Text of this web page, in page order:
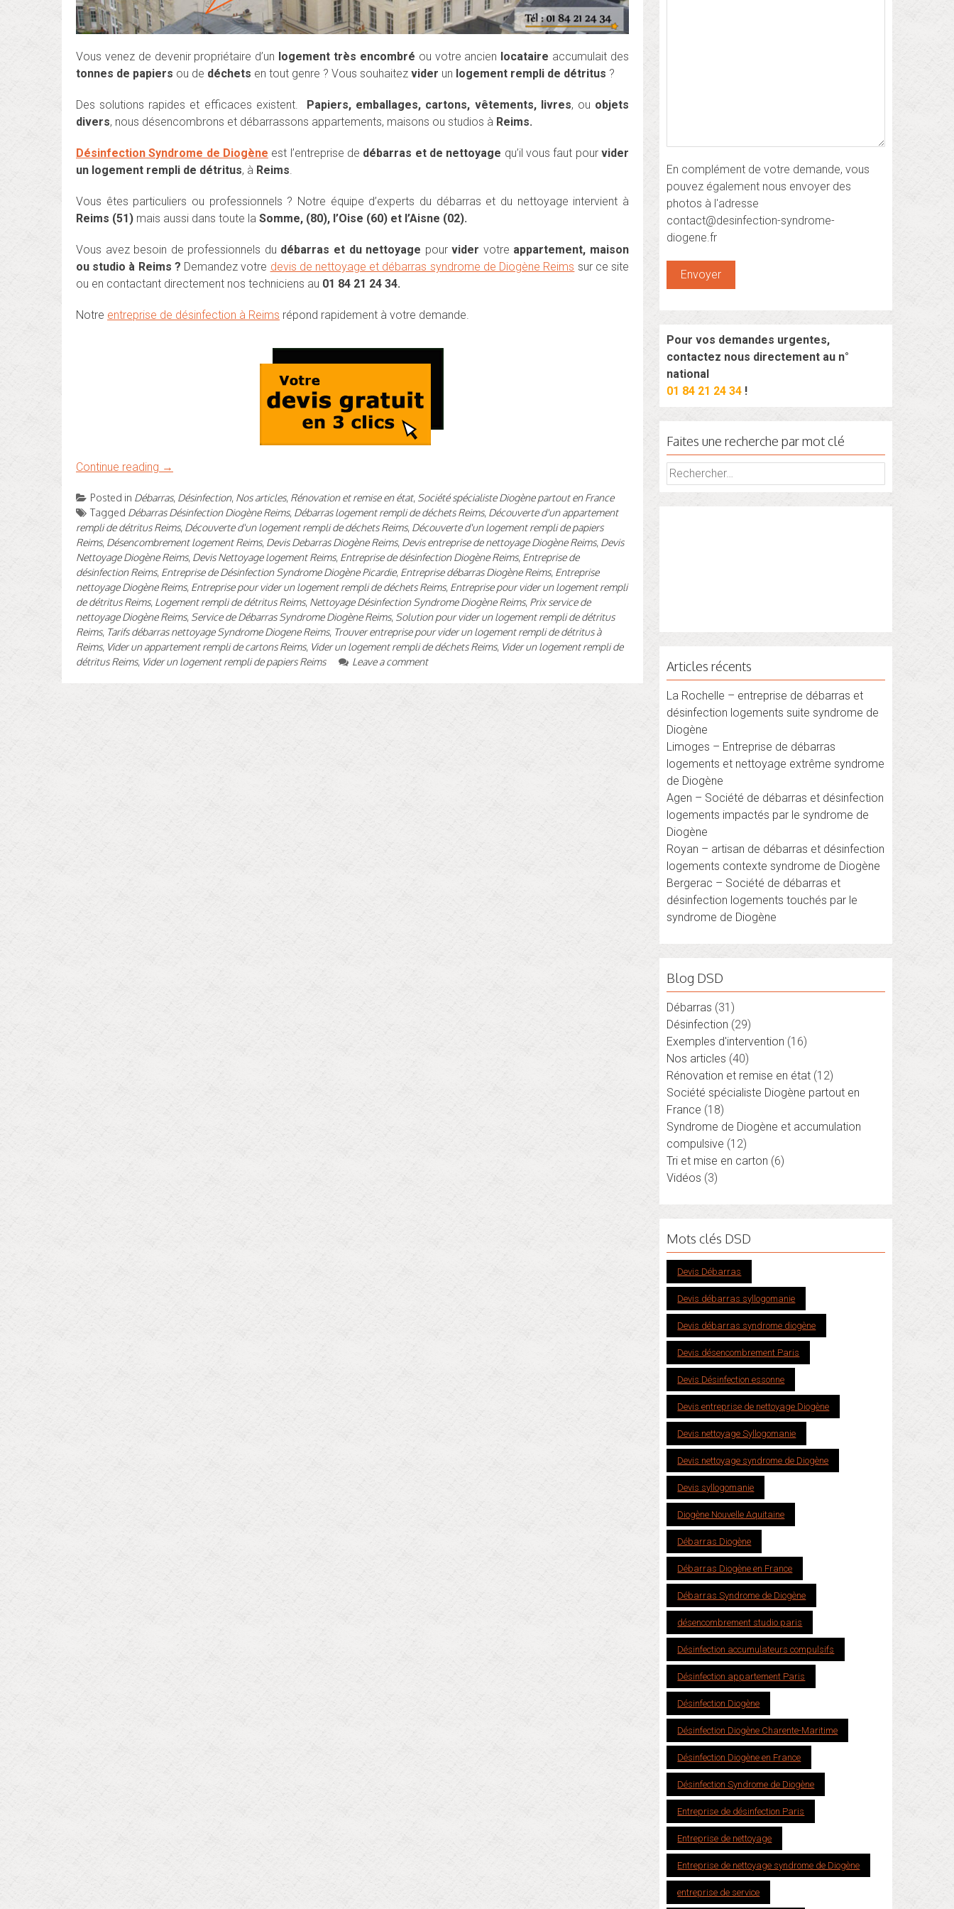
Vous venez de devenir propriétaire d’un logement très encombré ou votre ancien locataire accumulait des
tonnes de papiers ou de déchets en tout genre ? Vous souhaitez vider un logement rempli de détritus ?
Des solutions rapides et efficaces existent. Papiers, emballages, cartons, vêtements, livres, ou objets
divers, nous désencombrons et débarrassons appartements, maisons ou studios à Reims.
Désinfection Syndrome de Diogène est l’entreprise de débarras et de nettoyage qu’il vous faut pourvider
un logement rempli de détritus, à Reims.
Vous êtes particuliers ou professionnels ? Notre équipe d’experts du débarras et du nettoyage intervient à
Reims (51) mais aussi dans toute la Somme, (80), l’Oise (60) et l’Aisne (02).
Vous avez besoin de professionnels du débarras et du nettoyage pourvider votre appartement, maison
ou studio à Reims ? Demandez votre devis de nettoyage et débarras syndrome de Diogène Reims sur ce site
ou en contactant directement nos techniciens au 01 84 21 24 34.
Notre entreprise de désinfection à Reims répond rapidement à votre demande.
Continue reading →
Posted in Débarras, Désinfection, Nos articles, Rénovation et remise en état, Société spécialiste Diogène partout en France
Tagged Débarras Désinfection Diogène Reims, Débarras logement rempli de déchets Reims, Découverte d'un appartement
rempli de détritus Reims, Découverte d'un logement rempli de déchets Reims, Découverte d'un logement rempli de papiers
Reims, Désencombrement logement Reims, Devis Debarras Diogène Reims, Devis entreprise de nettoyage Diogène Reims, Devis
Nettoyage Diogène Reims, Devis Nettoyage logement Reims, Entreprise de désinfection Diogène Reims, Entreprise de
désinfection Reims, Entreprise de Désinfection Syndrome Diogène Picardie, Entreprise débarras Diogène Reims, Entreprise
nettoyage Diogène Reims, Entreprise pour vider un logement rempli de déchets Reims, Entreprise pour vider un logement rempli
de détritus Reims, Logement rempli de détritus Reims, Nettoyage Désinfection Syndrome Diogène Reims, Prix service de
nettoyage Diogène Reims, Service de Débarras Syndrome Diogène Reims, Solution pour vider un logement rempli de détritus
Reims, Tarifs débarras nettoyage Syndrome Diogene Reims, Trouver entreprise pour vider un logement rempli de détritus à
Reims, Vider un appartement rempli de cartons Reims, Vider un logement rempli de déchets Reims, Vider un logement rempli de
détritus Reims, Vider un logement rempli de papiers Reims Leave a comment
En complément de votre demande, vous
pouvez également nous envoyer des
photos à l'adresse
contact@desinfection-syndrome-
diogene.fr
Pour vos demandes urgentes,
contactez nous directement au n°
national
01 84 21 24 34 !
Faites une recherche par mot clé
Rechercher :
Articles récents
La Rochelle – entreprise de débarras et
désinfection logements suite syndrome de
Diogène
Limoges – Entreprise de débarras
logements et nettoyage extrême syndrome
de Diogène
Agen – Société de débarras et désinfection
logements impactés par le syndrome de
Diogène
Royan – artisan de débarras et désinfection
logements contexte syndrome de Diogène
Bergerac – Société de débarras et
désinfection logements touchés par le
syndrome de Diogène
Blog DSD
Débarras (31)
Désinfection (29)
Exemples d'intervention (16)
Nos articles (40)
Rénovation et remise en état (12)
Société spécialiste Diogène partout en
France (18)
Syndrome de Diogène et accumulation
compulsive (12)
Tri et mise en carton (6)
Vidéos (3)
Mots clés DSD
Devis Débarras
Devis débarras syllogomanie
Devis débarras syndrome diogène
Devis désencombrement Paris
Devis Désinfection essonne
Devis entreprise de nettoyage Diogène
Devis nettoyage Syllogomanie
Devis nettoyage syndrome de Diogène
Devis syllogomanie
Diogène Nouvelle Aquitaine
Débarras Diogène
Débarras Diogène en France
Débarras Syndrome de Diogène
désencombrement studio paris
Désinfection accumulateurs compulsifs
Désinfection appartement Paris
Désinfection Diogène
Désinfection Diogène Charente-Maritime
Désinfection Diogène en France
Désinfection Syndrome de Diogène
Entreprise de désinfection Paris
Entreprise de nettoyage
Entreprise de nettoyage syndrome de Diogène
entreprise de service